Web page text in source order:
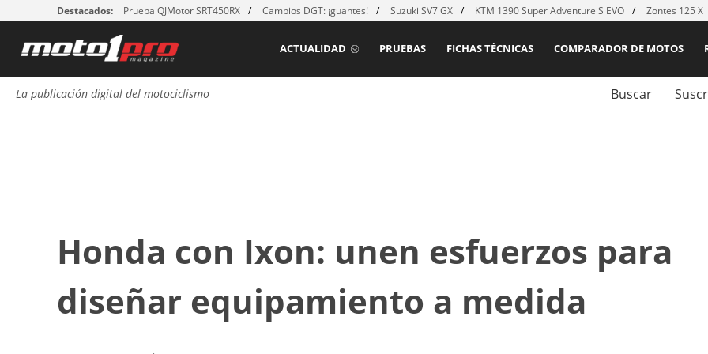
Destacados: Prueba QJMotor SRT450RX Cambios DGT: ¡guantes! Suzuki SV7 GX KTM 1390 Super Adventure S EVO Zontes 125 X
COMPARADOR DE MOTOS
FICHAS TÉCNICAS
PRUEBAS
ACTUALIDAD
La publicación digital del motociclismo Buscar
Honda con Ixon: unen esfuerzos para
diseñar equipamiento a medida